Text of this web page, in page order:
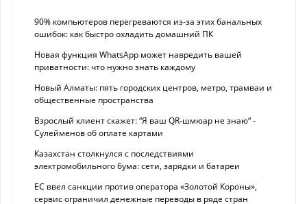
90% компьютеров перегреваются из-за этих банальных
ошибок: как быстро охладить домашний ПК
Новая функция WhatsApp может навредить вашей
приватности: что нужно знать каждому
Новый Алматы: пять городских центров, метро, трамваи и
общественные пространства
Взрослый клиент скажет: “Я ваш QR-шмюар не знаю“ -
Сулейменов об оплате картами
Казахстан столкнулся с последствиями
электромобильного бума: сети, зарядки и батареи
ЕС ввел санкции против оператора «Золотой Короны»,
сервис ограничил денежные переводы в ряде стран